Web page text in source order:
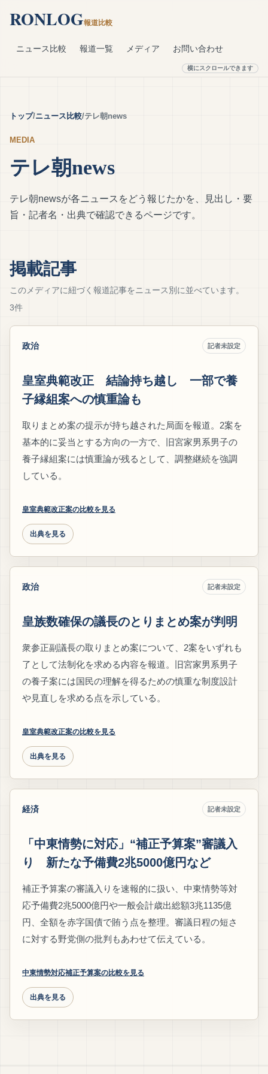
RONLOG報道比較
ニュース比較 報道一覧 メディア お問い合わせ
トップ ニュース比較 テレ朝news
MEDIA
テレ朝news
テレ朝newsが各ニュースをどう報じたかを、見出し・要
旨・記者名・出典で確認できるページです。
掲載記事
このメディアに紐づく報道記事をニュース別に並べています。
3件
政治 記者未設定
皇室典範改正 結論持ち越し 一部で養
子縁組案への慎重論も
取りまとめ案の提示が持ち越された局面を報道。2案を
基本的に妥当とする方向の一方で、旧宮家男系男子の
養子縁組案には慎重論が残るとして、調整継続を強調
している。
皇室典範改正案の比較を見る
出典を見る
政治 記者未設定
皇族数確保の議長のとりまとめ案が判明
衆参正副議長の取りまとめ案について、2案をいずれも
了として法制化を求める内容を報道。旧宮家男系男子
の養子案には国民の理解を得るための慎重な制度設計
や見直しを求める点を示している。
皇室典範改正案の比較を見る
出典を見る
経済 記者未設定
「中東情勢に対応」“補正予算案”審議入
り 新たな予備費2兆5000億円など
補正予算案の審議入りを速報的に扱い、中東情勢等対
応予備費2兆5000億円や一般会計歳出総額3兆1135億
円、全額を赤字国債で賄う点を整理。審議日程の短さ
に対する野党側の批判もあわせて伝えている。
中東情勢対応補正予算案の比較を見る
出典を見る